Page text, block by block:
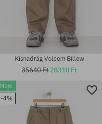
Elérhető méretek:
30; 31; 32; 33; 34
Kisnadrág Volcom Billow
35640 Ft 28310 Ft
New
-4%